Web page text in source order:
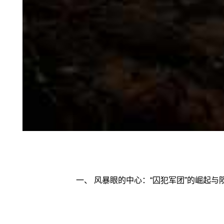
一、 风暴眼的中心：“囚犯军团”的崛起与